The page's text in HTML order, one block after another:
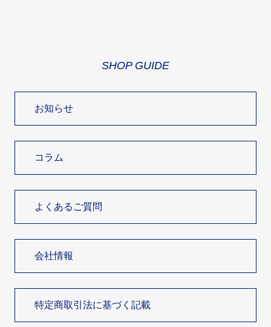
SHOP GUIDE
お知らせ
コラム
よくあるご質問
会社情報
特定商取引法に基づく記載